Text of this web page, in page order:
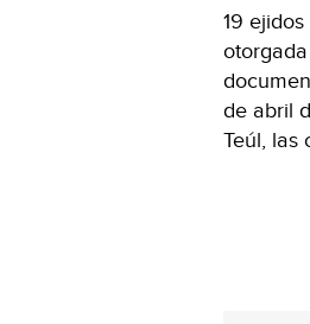
19
de abril
Teúl, las